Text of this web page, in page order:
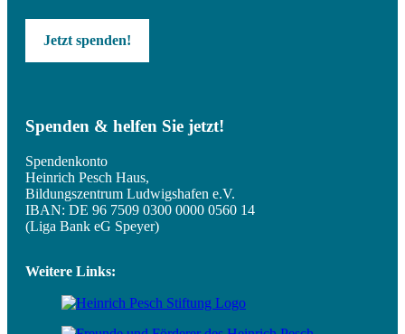
Jetzt spenden!
Spenden & helfen Sie jetzt!
Spendenkonto
Heinrich Pesch Haus,
Bildungszentrum Ludwigshafen e.V.
IBAN: DE 96 7509 0300 0000 0560 14
(Liga Bank eG Speyer)
Weitere Links: